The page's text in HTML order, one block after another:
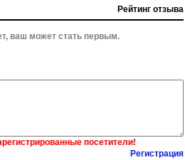
Рейтинг отзыва
ваш может стать первым.
посетители!
Регистрация